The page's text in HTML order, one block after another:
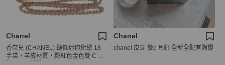
Chanel
香奈兒 (CHANEL) 鏈條迷你絎縫 18
手袋，羊皮材質，粉紅色金色雙 C 標
Chanel
chanel 皮穿 雙c 耳釘 全新全配有購證